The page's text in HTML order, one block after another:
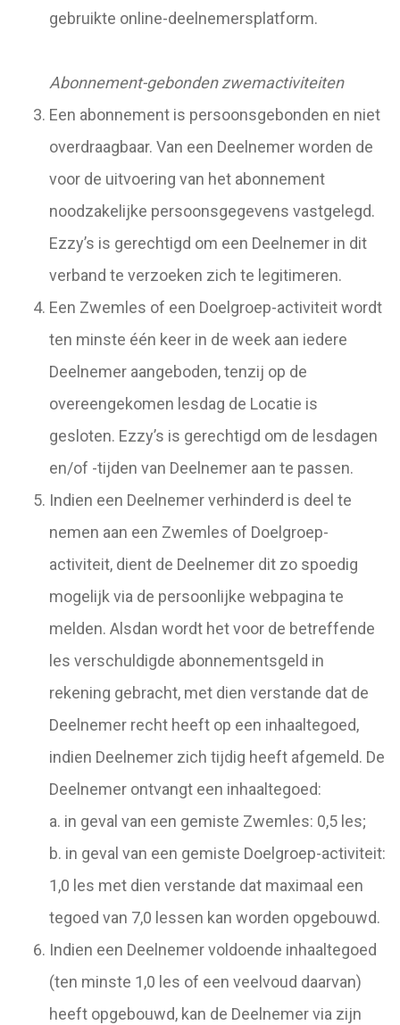
gebruikte online-deelnemersplatform.
Abonnement-gebonden zwemactiviteiten
Een abonnement is persoonsgebonden en niet
overdraagbaar. Van een Deelnemer worden de
voor de uitvoering van het abonnement
noodzakelijke persoonsgegevens vastgelegd.
Ezzy’s is gerechtigd om een Deelnemer in dit
verband te verzoeken zich te legitimeren.
Een Zwemles of een Doelgroep-activiteit wordt
ten minste één keer in de week aan iedere
Deelnemer aangeboden, tenzij op de
overeengekomen lesdag de Locatie is
gesloten. Ezzy’s is gerechtigd om de lesdagen
en/of -tijden van Deelnemer aan te passen.
Indien een Deelnemer verhinderd is deel te
nemen aan een Zwemles of Doelgroep-
activiteit, dient de Deelnemer dit zo spoedig
mogelijk via de persoonlijke webpagina te
melden. Alsdan wordt het voor de betreffende
les verschuldigde abonnementsgeld in
rekening gebracht, met dien verstande dat de
Deelnemer recht heeft op een inhaaltegoed,
indien Deelnemer zich tijdig heeft afgemeld. De
Deelnemer ontvangt een inhaaltegoed:
a. in geval van een gemiste Zwemles: 0,5 les;
b. in geval van een gemiste Doelgroep-activiteit:
1,0 les met dien verstande dat maximaal een
tegoed van 7,0 lessen kan worden opgebouwd.
Indien een Deelnemer voldoende inhaaltegoed
(ten minste 1,0 les of een veelvoud daarvan)
heeft opgebouwd, kan de Deelnemer via zijn